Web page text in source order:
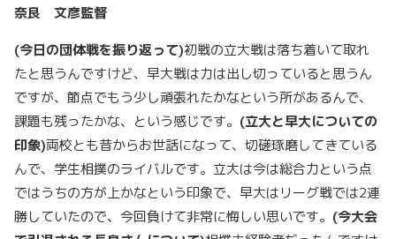
奈良 文彦監督
(今日の団体戦を振り返って)初戦の立大戦は落ち着いて取れ
たと思うんですけど、早大戦は力は出し切っていると思うん
ですが、節点でもう少し頑張れたかなという所があるんで、
課題も残ったかな、という感じです。 (立大と早大についての
印象)両校とも昔からお世話になって、切磋琢磨してきている
んで、学生相撲のライバルです。立大は今は総合力という点
ではうちの方が上かなという印象で、早大はリーグ戦では2連
勝していたので、今回負けて非常に悔しい思いです。 (今大会